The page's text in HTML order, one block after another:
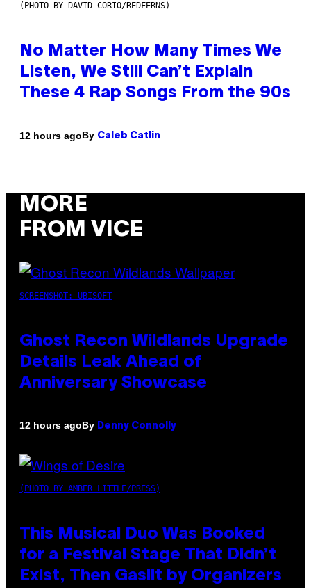
(PHOTO BY DAVID CORIO/REDFERNS)
No Matter How Many Times We
Listen, We Still Can’t Explain
These 4 Rap Songs From the 90s
12 hours agoBy Caleb Catlin
MORE
FROM VICE
SCREENSHOT: UBISOFT
Ghost Recon Wildlands Upgrade
Details Leak Ahead of
Anniversary Showcase
12 hours agoBy Denny Connolly
(PHOTO BY AMBER LITTLE/PRESS)
This Musical Duo Was Booked
for a Festival Stage That Didn’t
Exist, Then Gaslit by Organizers